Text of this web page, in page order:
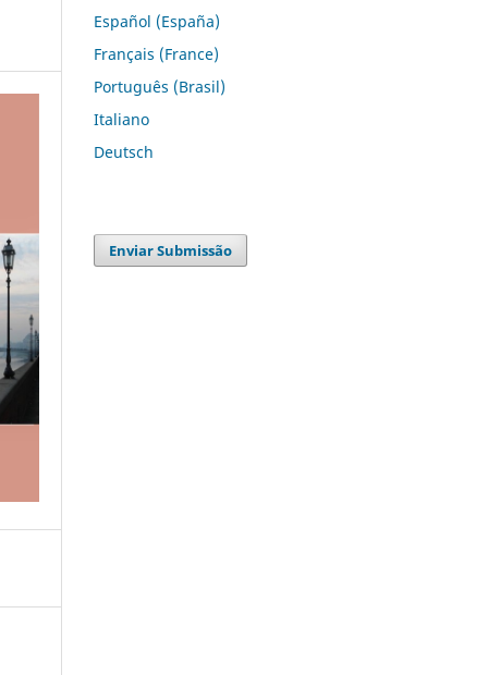
Español (España)
Français (France)
Português (Brasil)
Italiano
Deutsch
Enviar Submissão